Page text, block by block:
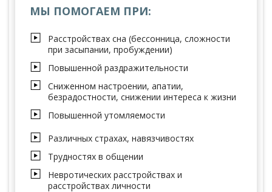
МЫ ПОМОГАЕМ ПРИ:
Расстройствах сна (бессонница, сложности
при засыпании, пробуждении)
Повышенной раздражительности
Сниженном настроении, апатии,
безрадостности, снижении интереса к жизни
Повышенной утомляемости
Различных страхах, навязчивостях
Трудностях в общении
Невротических расстройствах и
расстройствах личности